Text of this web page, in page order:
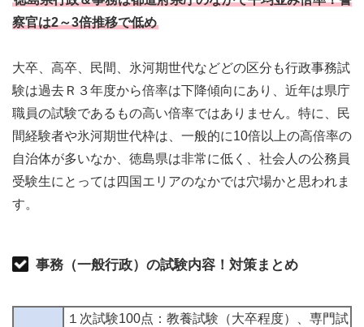
察官は2～3倍推移で低め
大卒、高卒、民間、氷河期世代などどの区分も行政事務試
験は過去Ｒ３年度から倍率は下降傾向にあり、近年は県庁
職員の試験であるもの高い倍率ではありません。特に、民
間経験者や氷河期世代枠は、一般的に10倍以上の高倍率の
自治体が多いなか、徳島県は非常に低く、社会人の公務員
受験生にとっては四国エリアのなかでは穴場かと思われま
す。
事務（一般行政）の試験内容！対策まとめ
１次試験100点：教養試験（大卒程度）、専門試